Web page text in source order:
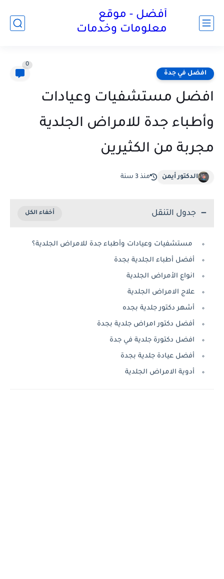
أفضل - موقع
معلومات وخدمات
افضل في جدة
0
افضل مستشفيات وعيادات
وأطباء جدة للامراض الجلدية
مجربة من الكثيرين
الدكتور أيمن منذ 3 سنة
جدول التنقل
مستشفيات وعيادات وأطباء جدة للامراض الجلدية؟
أفضل أطباء الجلدية بجدة
انواع الأمراض الجلدية
علاج الامراض الجلدية
أشهر دكتور جلدية بجده
أفضل دكتور امراض جلدية بجدة
افضل دكتورة جلدية في جدة
أفضل عيادة جلدية بجدة
أدوية الامراض الجلدية